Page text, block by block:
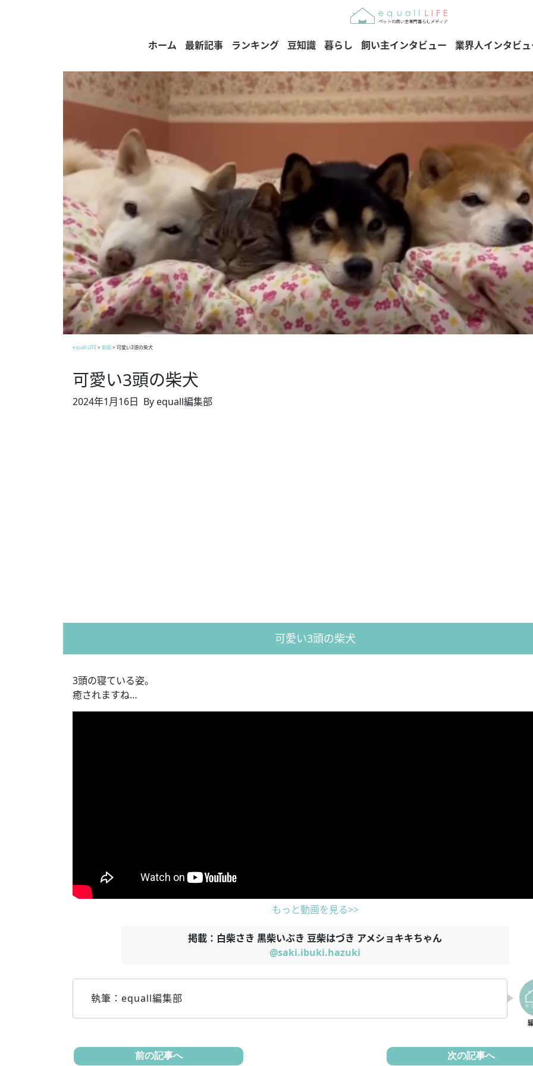
ホーム 最新記事 ランキング 豆知識 暮らし 飼い主インタビュー 業界人インタビ
equall LIFE> 動画> 可愛い3頭の柴犬
可愛い3頭の柴犬
2024年1月16日 By equall編集部
可愛い3頭の柴犬
3頭の寝ている姿。
癒されますね…
もっと動画を見る>>
掲載：白柴さき 黒柴いぶき 豆柴はづき アメショキキちゃん
@saki.ibuki.hazuki
執筆：equall編集部
前の記事へ 次の記事へ